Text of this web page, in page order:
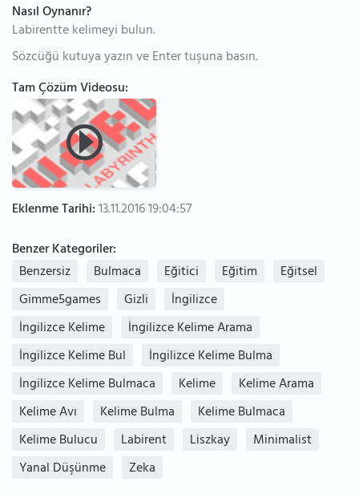
Nasıl Oynanır?
Labirentte kelimeyi bulun.
Sözcüğü kutuya yazın ve Enter tuşuna basın.
Tam Çözüm Videosu:
Eklenme Tarihi:13.11.2016 19:04:57
Benzer Kategoriler:
Benzersiz
Bulmaca Eğitici Eğitim
Eğitsel
Gimme5games
Gizli
İngilizce
İngilizce Kelime
İngilizce Kelime Arama
İngilizce Kelime Bul
İngilizce Kelime Bulma
İngilizce Kelime Bulmaca
Kelime
Kelime Arama
Kelime Avı
Kelime Bulma
Kelime Bulmaca
Kelime Bulucu
Labirent Liszkay
Minimalist
Yanal Düşünme
Zeka